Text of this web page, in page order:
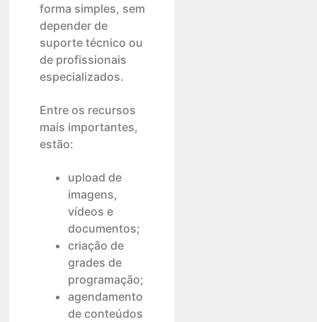
forma simples, sem
depender de
suporte técnico ou
de profissionais
especializados.
Entre os recursos
mais importantes,
estão:
upload de
imagens,
vídeos e
documentos;
criação de
grades de
programação;
agendamento
de conteúdos